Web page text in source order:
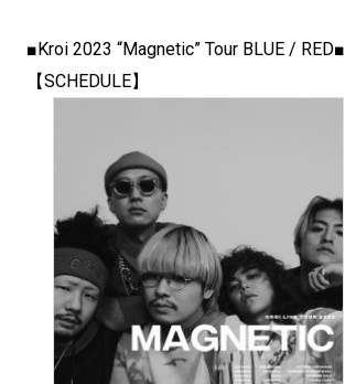
■Kroi 2023 “Magnetic” Tour BLUE / RED■
【SCHEDULE】